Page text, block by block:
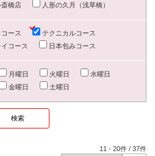
斎橋店
人形の久月（浅草橋）
ース
テクニカルコース
コース
日本包みコース
月曜日 火曜日
水曜日
金曜日 土曜日
11 -20件 /37件